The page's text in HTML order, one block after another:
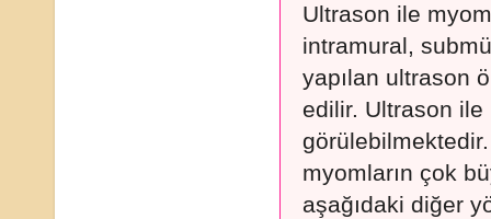
Ultrason ile
intramural,
yapılan ultrason
edilir. Ultrason
myomların çok
aşağıdaki diğer